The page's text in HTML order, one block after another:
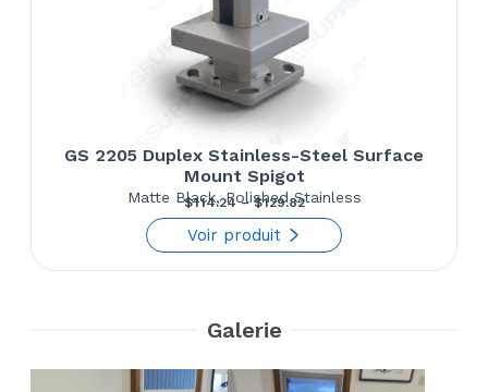
GS 2205 Duplex Stainless-Steel Surface
Mount Spigot
Matte Black, Polished Stainless
$114.24 – $129.82Price
range:
Voir produit
Galerie